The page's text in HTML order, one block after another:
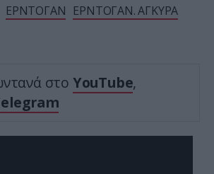
ΕΡΝΤΟΓΑΝ ΕΡΝΤΟΓΑΝ. ΑΓΚΥΡΑ
στο YouTube,